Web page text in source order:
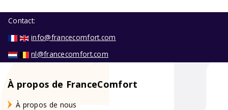
Contact:
info@francecomfort.com
nl@francecomfort.com
À propos de FranceComfort
À propos de nous